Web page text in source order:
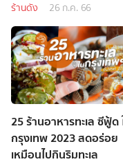
ร้านดัง 26 ก.ค. 66
25 ร้านอาหารทะเล ซีฟู้ด
กรุงเทพ 2023 สดอร่อย
เหมือนไปกินริมทะเล